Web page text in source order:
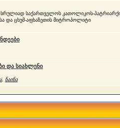
სრულიად საქართველოს კათოლიკოს-
და ცხუმ-აფხაზეთის მიტროპოლიტი
და სიახლენი
, ნაინა